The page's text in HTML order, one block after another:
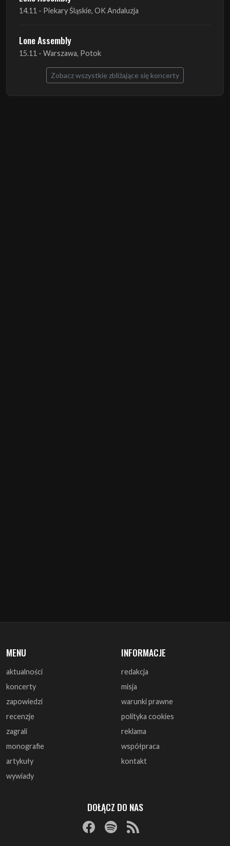
15.11 - Warszawa, Potok
aktualności
zapowiedzi
recenzje
zagrali
monografie
artykuły
wywiady
redakcja
warunki prawne
polityka cookies
reklama
współpraca
kontakt
DOŁĄCZ DO NAS
© 1997 - 2025 ArtRock.pl - Wszelkie prawa zastrzeżone.